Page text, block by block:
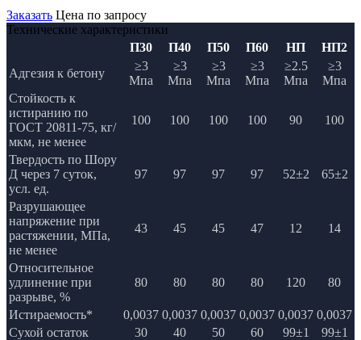
Заказать Цена по запросу
Технические характеристики
П30
П40 П50 П60 НП
НП2
Адгезия к бетону
≥3
Мпа
≥3
Мпа
≥3
Мпа
≥3
Мпа
≥2.5
Мпа
≥3
Мпа
Стойкость к
истиранию по
ГОСТ 20811-75, кг/
мкм, не менее
100 100 100 100 90 100
Твердость по Шору
Д через 7 суток,
усл. ед.
97 97 97 97 52±2 65±2
Разрушающее
напряжение при
растяжении, МПа,
не менее
43 45 45 47 12 14
Относительное
удлинение при
разрыве, %
80 80 80 80 120 80
Истираемость* 0,0037 0,0037 0,0037 0,0037 0,0037 0,0037
Сухой остаток
30 40 50 60 99±1
99±1